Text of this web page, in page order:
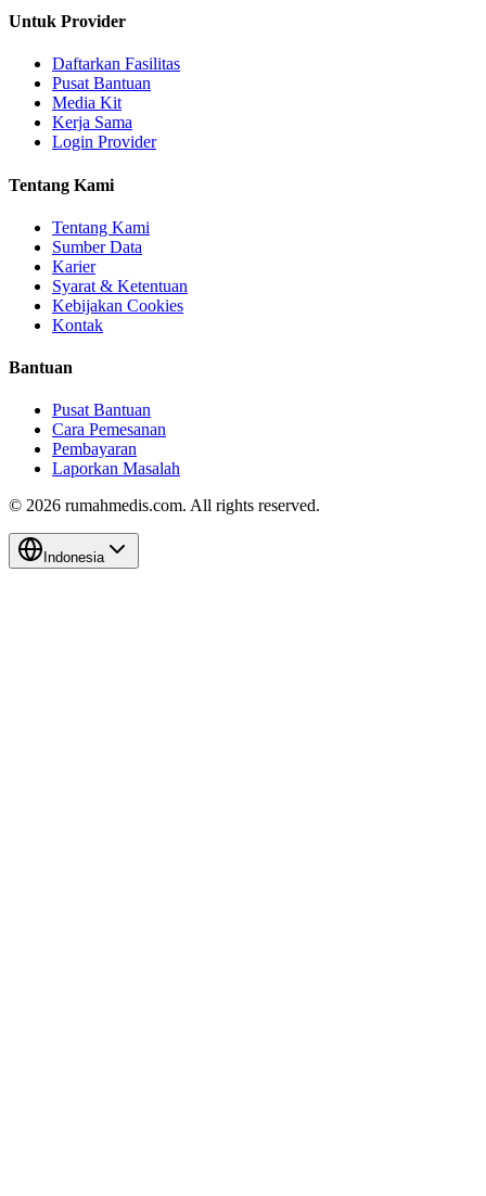
Untuk Provider
Daftarkan Fasilitas
Pusat Bantuan
Media Kit
Kerja Sama
Login Provider
Tentang Kami
Tentang Kami
Sumber Data
Karier
Syarat & Ketentuan
Kebijakan Cookies
Kontak
Bantuan
Pusat Bantuan
Cara Pemesanan
Pembayaran
Laporkan Masalah
© 2026 rumahmedis.com. All rights reserved.
Indonesia